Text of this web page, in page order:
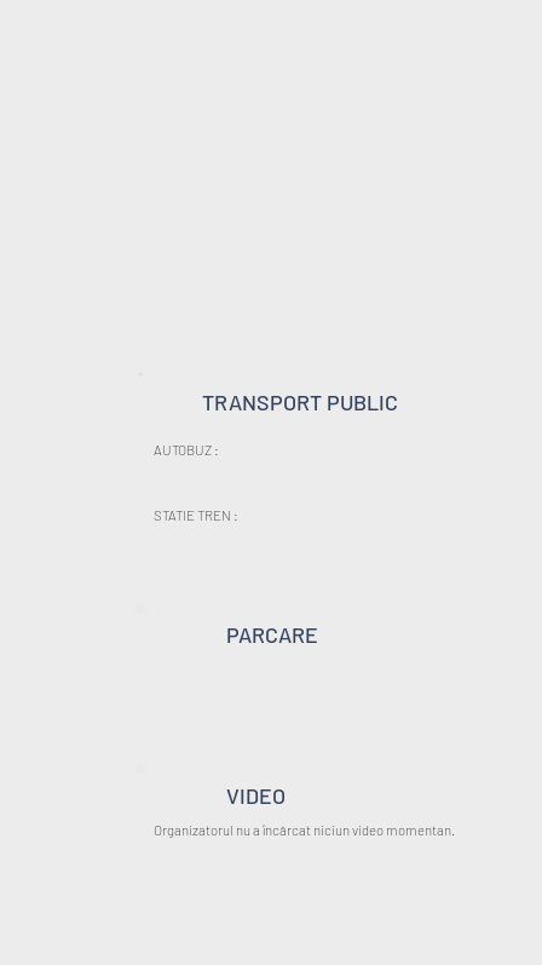
TRANSPORT PUBLIC
AUTOBUZ :
STATIE TREN :
PARCARE
VIDEO
Organizatorul nu a încărcat niciun video momentan.